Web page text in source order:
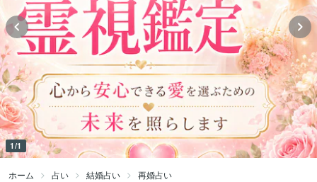
1/1
ホーム 占い 結婚占い 再婚占い